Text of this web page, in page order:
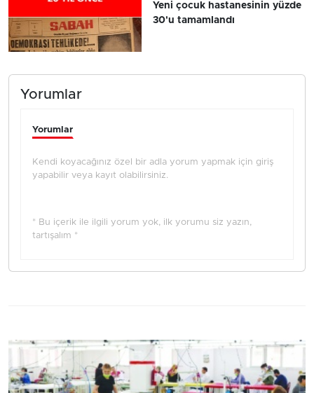
Yeni çocuk hastanesinin yüzde
30'u tamamlandı
Yorumlar
Yorumlar
Kendi koyacağınız özel bir adla yorum yapmak için giriş
yapabilir veya kayıt olabilirsiniz.
* Bu içerik ile ilgili yorum yok, ilk yorumu siz yazın,
tartışalım *